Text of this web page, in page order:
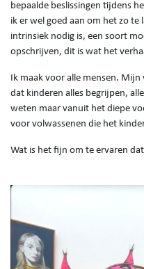
bepaalde beslissingen tijdens
ik er wel goed aan om het zo
intrinsiek nodig is, een soort
opschrijven, dit is wat het
Ik maak voor alle mensen.
dat kinderen alles begrijpen,
weten maar vanuit het diepe
voor volwassenen die het
Wat is het fijn om te ervaren